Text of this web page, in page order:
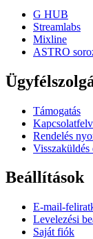
G HUB
Streamlabs
Mixline
ASTRO
Támogatás
Rendelés
Visszaküldés
Beállítások
E-mail-
Levelezési
Saját fiók